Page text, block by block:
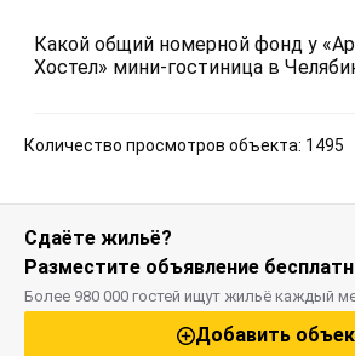
Какой общий номерной фонд у
Хостел» мини-гостиница в
Количество просмотров объекта: 1495
Сдаёте жильё?
Разместите объявление
Более 980 000 гостей ищут жильё каждый
Добавить